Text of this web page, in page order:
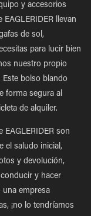
y accesorios
llevan
de sol,
para lucir bien
nuestro propio
Este bolso blando
forma segura al
de alquiler.
EAGLERIDER son
el saludo inicial,
y devolución,
y hacer
una empresa
¡no lo tendríamos